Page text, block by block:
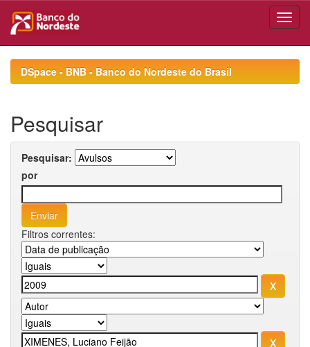
navigationDSpace - BNB - Banco do Nordeste do Brasil
Pesquisar
Pesquisar:
por
Filtros correntes: